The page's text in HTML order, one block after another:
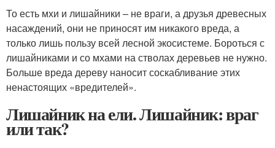
То есть мхи и лишайники – не враги, а друзья древесных
насаждений, они не приносят им никакого вреда, а
только лишь пользу всей лесной экосистеме. Бороться с
лишайниками и со мхами на стволах деревьев не нужно.
Больше вреда дереву наносит соскабливание этих
ненастоящих «вредителей».
Лишайник на ели. Лишайник: враг
или так?